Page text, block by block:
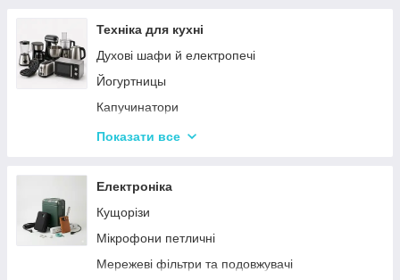
Набори для грумінгу
Машинки для видалення ковтунців
Праски
Отпариватели
Пилососи
Техніка для кухні
Духові шафи й електропечі
Йогуртницы
Капучинатори
Інша дрібна техніка
Сендвічниці та бутербродниці
Соковичавниці
Мультиварки та скороварки
Міксери
Показати все
Електроніка
Кущорізи
Мікрофони петличні
Мережеві фільтри та подовжувачі